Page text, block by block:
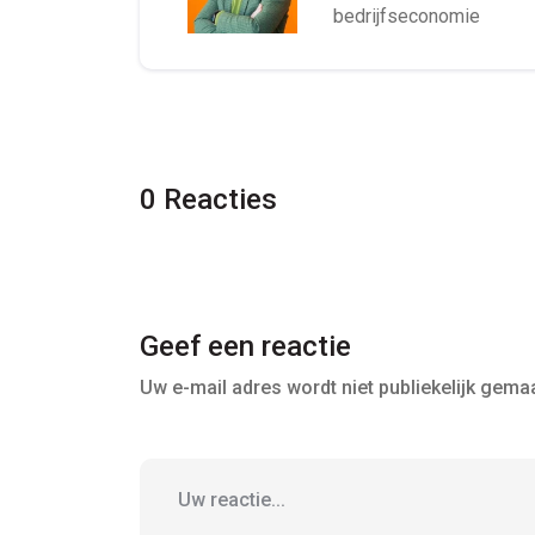
bedrijfseconomie
0 Reacties
Geef een reactie
Uw e-mail adres wordt niet publiekelijk